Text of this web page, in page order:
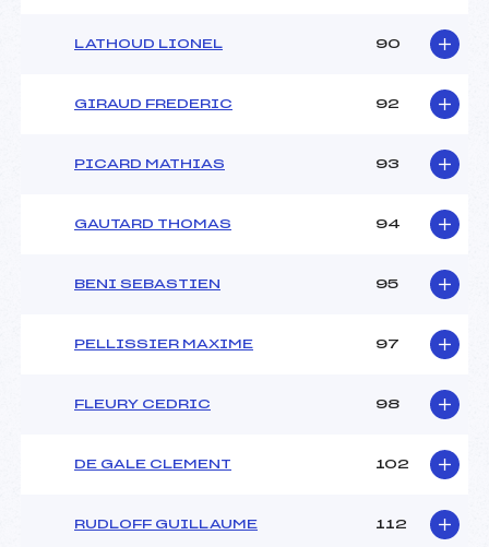
LATHOUD LIONEL 90
GIRAUD FREDERIC 92
PICARD MATHIAS 93
GAUTARD THOMAS 94
BENI SEBASTIEN 95
PELLISSIER MAXIME 97
FLEURY CEDRIC 98
DE GALE CLEMENT 102
RUDLOFF GUILLAUME 112